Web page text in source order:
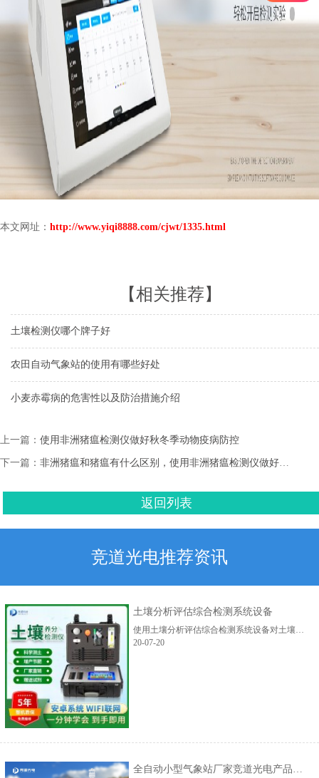
本文网址： http://www.yiqi8888.com/cjwt/1335.html
【相关推荐】
土壤检测仪哪个牌子好
农田自动气象站的使用有哪些好处
小麦赤霉病的危害性以及防治措施介绍
上一篇： 使用非洲猪瘟检测仪做好秋冬季动物疫病防控
下一篇： 非洲猪瘟和猪瘟有什么区别，使用非洲猪瘟检测仪做好判断
返回列表
竞道光电推荐资讯
土壤分析评估综合检测系统设备
使用土壤分析评估综合检测系统设备对土壤测试一下，发现土壤里的养分含量配比是否均衡，能否满足植株的生长需求，这样既能够节省肥料，还能从根源上改良土壤的问题，对农业的...
20-07-20